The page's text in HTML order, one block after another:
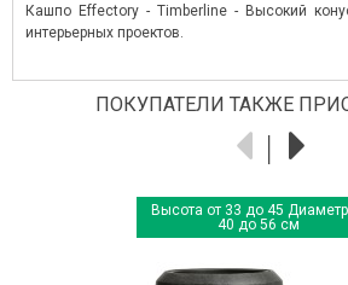
Кашпо Effectory - Timberline - Высокий
интерьерных проектов.
ПОКУПАТЕЛИ ТАКЖЕ
Высота от 33 до 45 Диаметр
40 до 56 см